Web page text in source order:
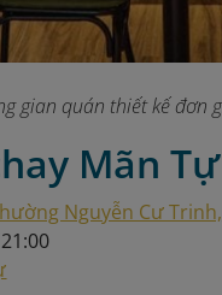
gian quán thiết kế đơn
Mãn Tự
Nguyễn Cư